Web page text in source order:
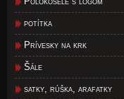
potítka
Prívesky na krk
Šále
satky, rúška, arafatky